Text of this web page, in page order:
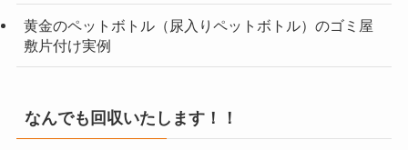
黄金のペットボトル（尿入りペットボトル）のゴミ屋
敷片付け実例
なんでも回収いたします！！